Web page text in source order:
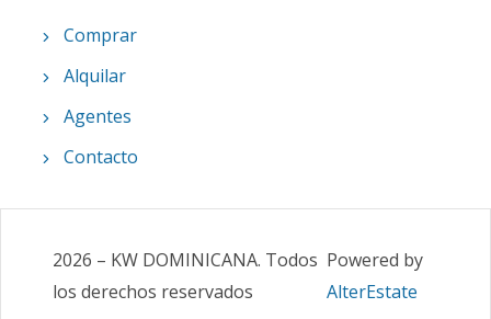
Comprar
Alquilar
Agentes
Contacto
2026 – KW DOMINICANA. Todos
los derechos reservados
Powered by
AlterEstate